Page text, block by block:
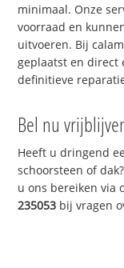
minimaal. Onze
voorraad en
uitvoeren. Bij
geplaatst en direct
definitieve
Bel nu
Heeft u dringend
schoorsteen of
u ons bereiken via
235053 bij vragen